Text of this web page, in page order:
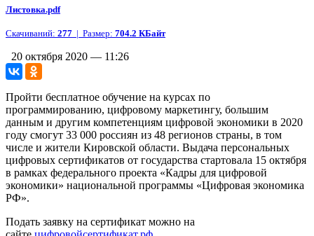
Листовка.pdf
Скачиваний: 277 | Размер: 704.2 КБайт
20 октября 2020 — 11:26
Пройти бесплатное обучение на курсах по
программированию, цифровому маркетингу, большим
данным и другим компетенциям цифровой экономики в 2020
году смогут 33 000 россиян из 48 регионов страны, в том
числе и жители Кировской области. Выдача персональных
цифровых сертификатов от государства стартовала 15 октября
в рамках федерального проекта «Кадры для цифровой
экономики» национальной программы «Цифровая экономика
РФ».
Подать заявку на сертификат можно на